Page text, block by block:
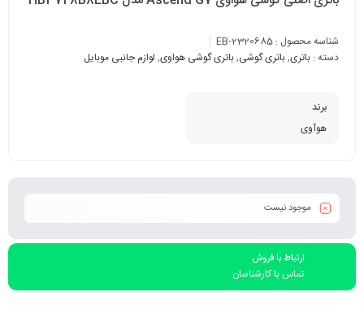
شناسه محصول : EB-2320685
دسته : باتری,باتری گوشی,باتری گوشی هواوی, لوازم جانبی موبایل
برند
هوآوی
موجود نیست
ارتباط با فروش
تماس با کارشناسان